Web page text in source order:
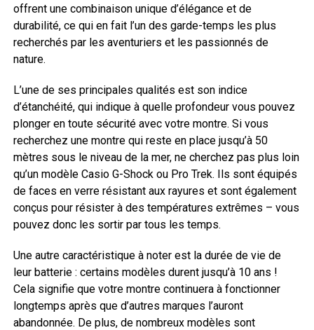
offrent une combinaison unique d’élégance et de
durabilité, ce qui en fait l’un des garde-temps les plus
recherchés par les aventuriers et les passionnés de
nature.
L’une de ses principales qualités est son indice
d’étanchéité, qui indique à quelle profondeur vous pouvez
plonger en toute sécurité avec votre montre. Si vous
recherchez une montre qui reste en place jusqu’à 50
mètres sous le niveau de la mer, ne cherchez pas plus loin
qu’un modèle Casio G-Shock ou Pro Trek. Ils sont équipés
de faces en verre résistant aux rayures et sont également
conçus pour résister à des températures extrêmes – vous
pouvez donc les sortir par tous les temps.
Une autre caractéristique à noter est la durée de vie de
leur batterie : certains modèles durent jusqu’à 10 ans !
Cela signifie que votre montre continuera à fonctionner
longtemps après que d’autres marques l’auront
abandonnée. De plus, de nombreux modèles sont